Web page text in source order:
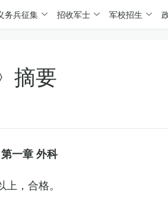
务兵征集 招收军士 军校招生
摘要
第一章 外科
，合格。